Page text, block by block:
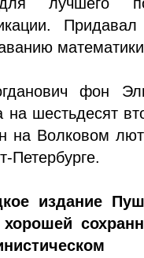
фон
на шестьдесят
на Волковом
Петербурге.
издание